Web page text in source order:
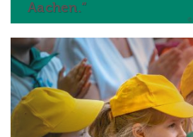
Aachen.“
©